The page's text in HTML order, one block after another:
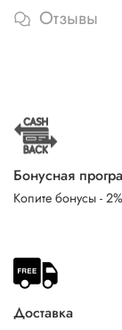
Отзывы
Бонусная
Копите бонусы -
Доставка